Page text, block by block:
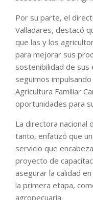
Por su parte, el
Valladares, destacó
que las y los
para mejorar sus
sostenibilidad de sus
seguimos
Agricultura Familiar
oportunidades para
La directora nacional
tanto, enfatizó que
servicio que
proyecto de
asegurar la calidad
la primera etapa,
agropecuaria.